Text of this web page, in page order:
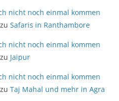
nicht noch einmal kommen
zu Safaris in Ranthambore
nicht noch einmal kommen
zu Jaipur
nicht noch einmal kommen
zu Taj Mahal und mehr in Agra